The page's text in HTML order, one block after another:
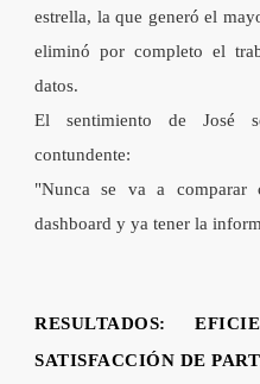
estrella, la que generó el
eliminó por completo el
datos.
El sentimiento de José
contundente:
"Nunca se va a
dashboard y ya tener la
RESULTADOS:
SATISFACCIÓN DE